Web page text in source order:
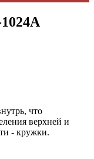
что
верхней и
- кружки.